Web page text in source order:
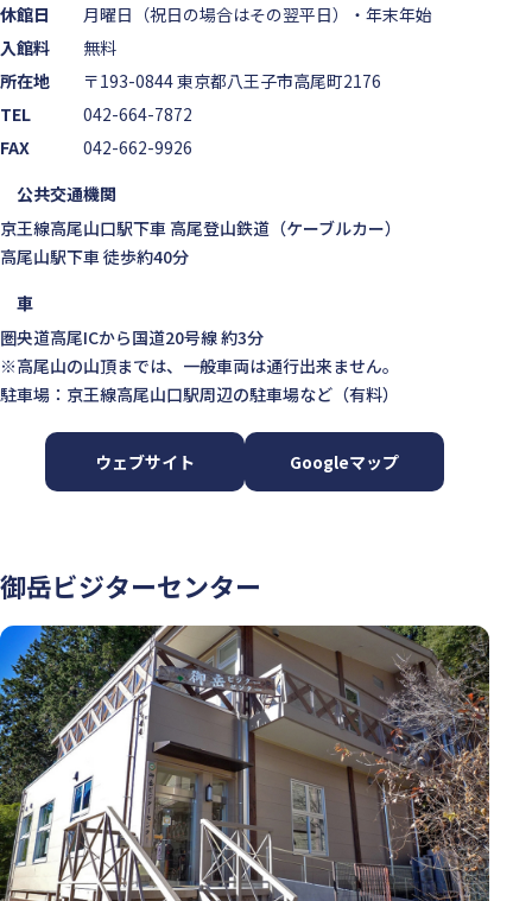
休館日
月曜日（祝日の場合はその翌平日）・年末年始
入館料
無料
所在地
〒193-0844 東京都八王子市高尾町2176
TEL
042-664-7872
FAX
042-662-9926
公共交通機関
京王線高尾山口駅下車 高尾登山鉄道（ケーブルカー）
高尾山駅下車 徒歩約40分
車
圏央道高尾ICから国道20号線 約3分
※高尾山の山頂までは、一般車両は通行出来ません。
駐車場：京王線高尾山口駅周辺の駐車場など（有料）
ウェブサイト Googleマップ
御岳ビジターセンター